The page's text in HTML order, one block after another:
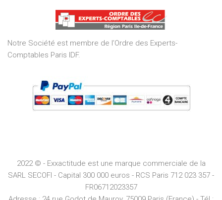
of
5
Notre Société est membre de l’Ordre des Experts-
Comptables Paris IDF.
2022 © - Exxactitude est une marque commerciale de la
SARL SECOFI - Capital 300 000 euros - RCS Paris 712 023 357 -
FR06712023357